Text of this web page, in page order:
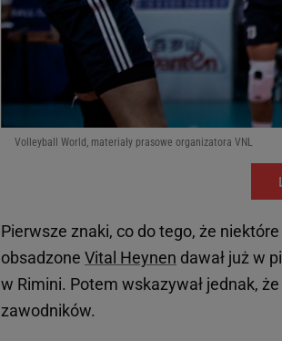
Volleyball World, materiały prasowe organizatora VNL
Pierwsze znaki, co do tego, że
obsadzone Vital Heynen dawał już w
w Rimini. Potem wskazywał jednak,
zawodników.